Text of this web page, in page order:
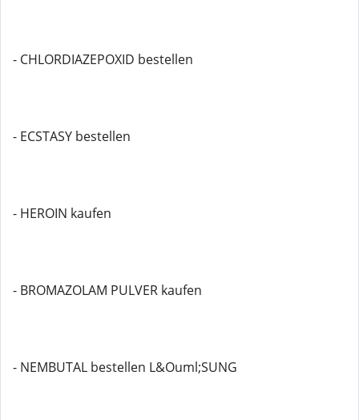
- CHLORDIAZEPOXID bestellen
- ECSTASY bestellen
- HEROIN kaufen
- BROMAZOLAM PULVER kaufen
- NEMBUTAL bestellen L&Ouml;SUNG